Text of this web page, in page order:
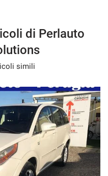
di Perlauto
simili